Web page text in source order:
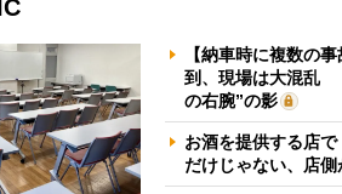
【納車時に複数の
到、現場は大混乱
の右腕”の影
お酒を提供する店
だけじゃない、店